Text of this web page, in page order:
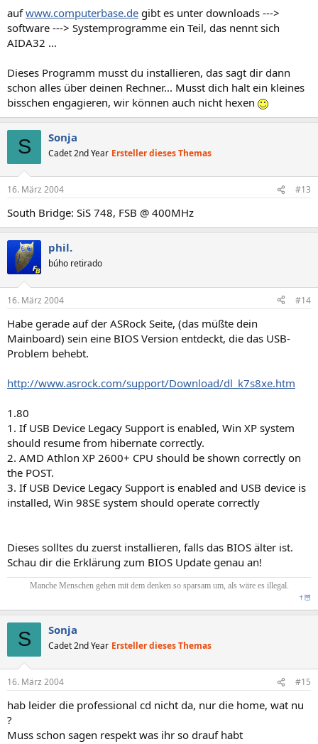
aufwww.computerbase.de gibt es unter downloads --->
software ---> Systemprogramme ein Teil, das nennt sich
AIDA32 ...
Dieses Programm musst du installieren, das sagt dir dann
schon alles über deinen Rechner... Musst dich halt ein kleines
bisschen engagieren, wir können auch nicht hexen
S Sonja
Cadet 2nd Year Ersteller dieses Themas
16. März 2004 #13
South Bridge: SiS 748, FSB @ 400MHz
phil.
búho retirado
16. März 2004 #14
Habe gerade auf der ASRock Seite, (das müßte dein
Mainboard) sein eine BIOS Version entdeckt, die das USB-
Problem behebt.
http://www.asrock.com/support/Download/dl_k7s8xe.htm
1.80
1. If USB Device Legacy Support is enabled, Win XP system
should resume from hibernate correctly.
2. AMD Athlon XP 2600+ CPU should be shown correctly on
the POST.
3. If USB Device Legacy Support is enabled and USB device is
installed, Win 98SE system should operate correctly
Dieses solltes du zuerst installieren, falls das BIOS älter ist.
Schau dir die Erklärung zum BIOS Update genau an!
Manche Menschen gehen mit dem denken so sparsam um, als wäre es illegal.
† 🦉
S Sonja
Cadet 2nd Year Ersteller dieses Themas
16. März 2004 #15
hab leider die professional cd nicht da, nur die home, wat nu
?
Muss schon sagen respekt was ihr so drauf habt